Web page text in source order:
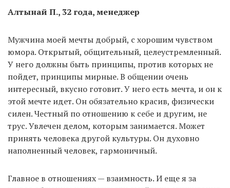
Алтынай П., 32 года, менеджер
Мужчина моей мечты добрый, с хорошим чувством
юмора. Открытый, общительный, целеустремленный.
У него должны быть принципы, против которых не
пойдет, принципы мирные. В общении очень
интересный, вкусно готовит. У него есть мечта, и он к
этой мечте идет. Он обязательно красив, физически
силен. Честный по отношению к себе и другим, не
трус. Увлечен делом, которым занимается. Может
принять человека другой культуры. Он духовно
наполненный человек, гармоничный.
Главное в отношениях — взаимность. И еще я за